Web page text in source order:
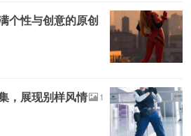
个性与创意的原创
，展现别样风情 1